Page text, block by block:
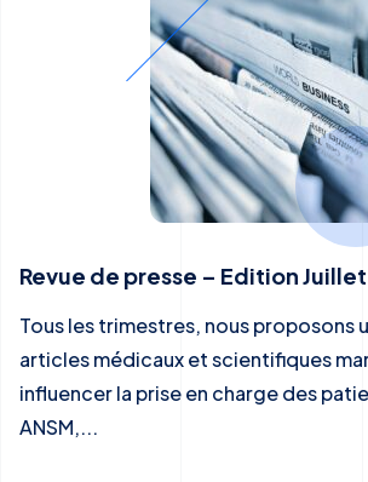
Revue de presse – Edition
Tous les trimestres, nous proposons
articles médicaux et scientifiques
influencer la prise en charge des
ANSM,...